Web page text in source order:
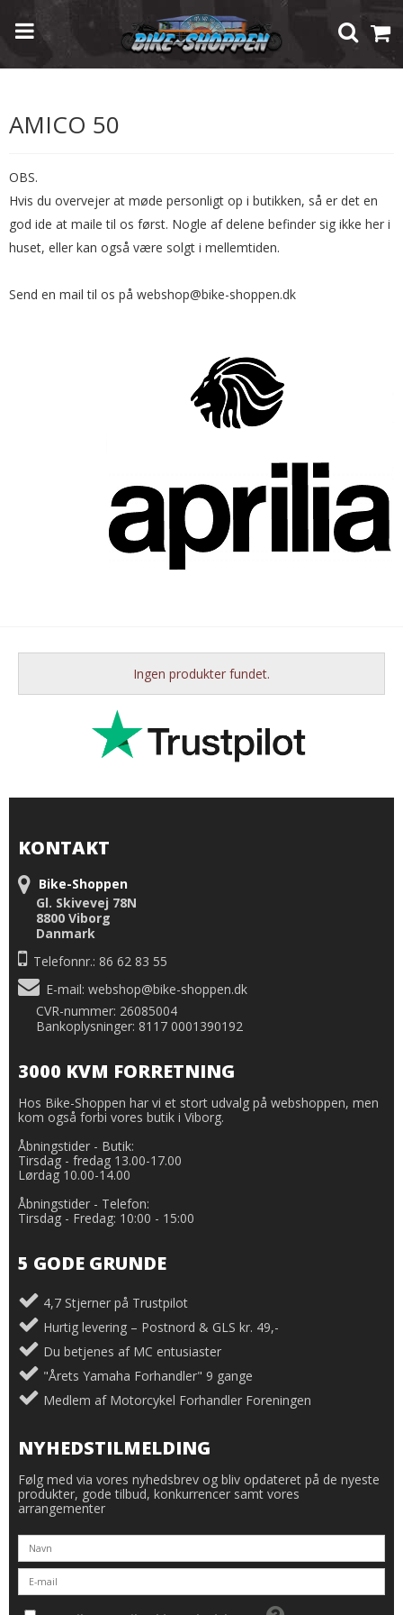
AMICO 50
OBS.
Hvis du overvejer at møde personligt op i butikken, så er det en
god ide at maile til os først. Nogle af delene befinder sig ikke her i
huset, eller kan også være solgt i mellemtiden.
Send en mail til os på webshop@bike-shoppen.dk
Ingen produkter fundet.
KONTAKT
Bike-Shoppen
Gl. Skivevej 78N
8800 Viborg
Danmark
Telefonnr.: 86 62 83 55
E-mail: webshop@bike-shoppen.dk
CVR-nummer: 26085004
Bankoplysninger: 8117 0001390192
3000 KVM FORRETNING
Hos Bike-Shoppen har vi et stort udvalg på webshoppen, men
kom også forbi vores butik i Viborg.
Åbningstider - Butik:
Tirsdag - fredag 13.00-17.00
Lørdag 10.00-14.00
Åbningstider - Telefon:
Tirsdag - Fredag: 10:00 - 15:00
5 GODE GRUNDE
4,7 Stjerner på Trustpilot
Hurtig levering – Postnord & GLS kr. 49,-
Du betjenes af MC entusiaster
"Årets Yamaha Forhandler" 9 gange
Medlem af Motorcykel Forhandler Foreningen
NYHEDSTILMELDING
Følg med via vores nyhedsbrev og bliv opdateret på de nyeste
produkter, gode tilbud, konkurrencer samt vores
arrangementer